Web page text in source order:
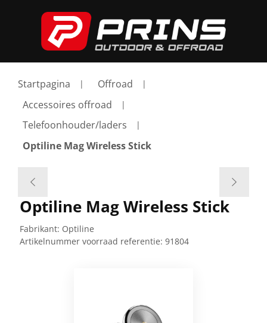
Startpagina
Offroad
Accessoires offroad
Telefoonhouder/laders
Optiline Mag Wireless Stick
Optiline Mag Wireless Stick
Fabrikant: Optiline
Artikelnummer voorraad referentie: 91804